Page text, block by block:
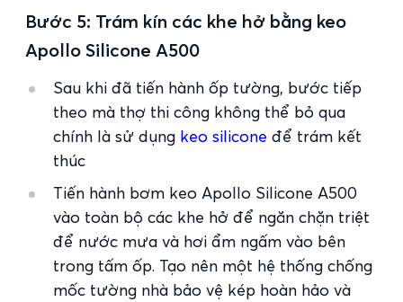
Bước 5: Trám kín các khe hở bằng keo
Apollo Silicone A500
Sau khi đã tiến hành ốp tường, bước tiếp
theo mà thợ thi công không thể bỏ qua
chính là sử dụng keo silicone để trám kết
thúc
Tiến hành bơm keo Apollo Silicone A500
vào toàn bộ các khe hở để ngăn chặn triệt
để nước mưa và hơi ẩm ngấm vào bên
trong tấm ốp. Tạo nên một hệ thống chống
mốc tường nhà bảo vệ kép hoàn hảo và